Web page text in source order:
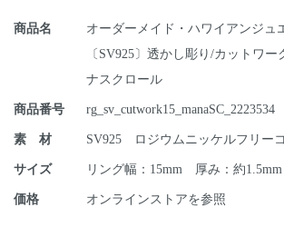
商品名
オーダーメイド・ハワイアンジュ
〔SV925〕透かし彫り/カットワー
ナスクロール
商品番号 rg_sv_cutwork15_manaSC_2223534
素 材 SV925 ロジウムニッケルフリー
サイズ リング幅：15mm 厚み：約1.5mm
価格 オンラインストアを参照